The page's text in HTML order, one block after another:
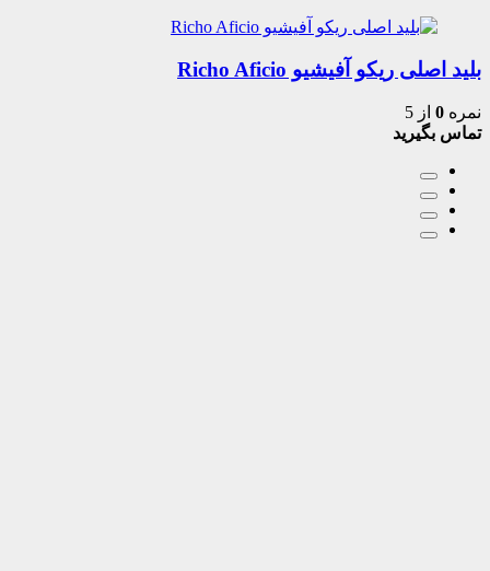
بلید اصلی ریکو آفیشیو Richo Aficio
نمره 0 از 5
تماس بگیرید